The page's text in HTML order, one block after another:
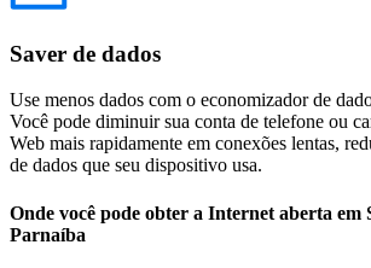
Saver de dados
Use menos dados com o economizador de
Você pode diminuir sua conta de telefone ou
Web mais rapidamente em conexões lentas,
de dados que seu dispositivo usa.
Onde você pode obter a Internet aberta em
Parnaíba